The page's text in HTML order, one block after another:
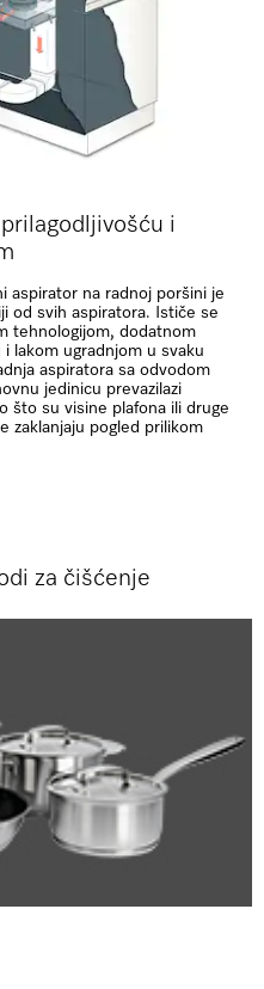
i
aspirator na radnoj poršini je
od svih aspiratora. Ističe se
tehnologijom, dodatnom
i lakom ugradnjom u svaku
aspiratora sa odvodom
jedinicu prevazilazi
što su visine plafona ili druge
zaklanjaju pogled prilikom
za čišćenje